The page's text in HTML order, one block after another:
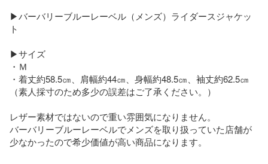
▶バーバリーブルーレーベル（メンズ）ライダースジャケッ
ト
▶サイズ
・Ｍ
・着丈約58.5㎝、肩幅約44㎝、身幅約48.5㎝、袖丈約62.5㎝
（素人採寸のため多少の誤差はご了承ください。）
レザー素材ではないので重い雰囲気になりません。
バーバリーブルーレーベルでメンズを取り扱っていた店舗が
少なかったので希少価値が高い商品になります。